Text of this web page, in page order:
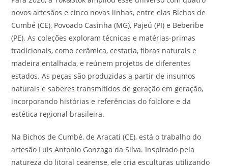
novos artesãos e cinco novas linhas, entre elas Bichos de
Cumbé (CE), Povoado Casinha (MG), Pajeú (PI) e Beberibe
(PE). As coleções exploram técnicas e matérias-primas
tradicionais, como cerâmica, cestaria, fibras naturais e
madeira entalhada, e reúnem projetos de diferentes
estados. As peças são produzidas a partir de insumos
naturais e saberes transmitidos de geração em geração,
incorporando histórias e referências do folclore e da
estética regional brasileira.
Na Bichos de Cumbé, de Aracati (CE), está o trabalho do
artesão Luis Antonio Gonzaga da Silva. Inspirado pela
natureza do litoral cearense, ele cria esculturas utilizando